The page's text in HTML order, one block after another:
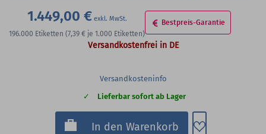
1.449,00 €
196.000 Etiketten (7,39 € je 1.000 Etiketten)
Bestpreis-Garantie
Versandkostenfrei in DE
Versandkosteninfo
Lieferbar sofort ab Lager
In den Warenkorb Zum